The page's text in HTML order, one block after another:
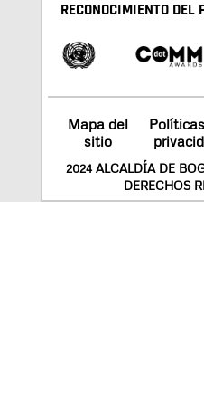
RECONOCIMIENTO DEL
Mapa del
sitio
2024 ALCALDÍA DE
DERECHOS